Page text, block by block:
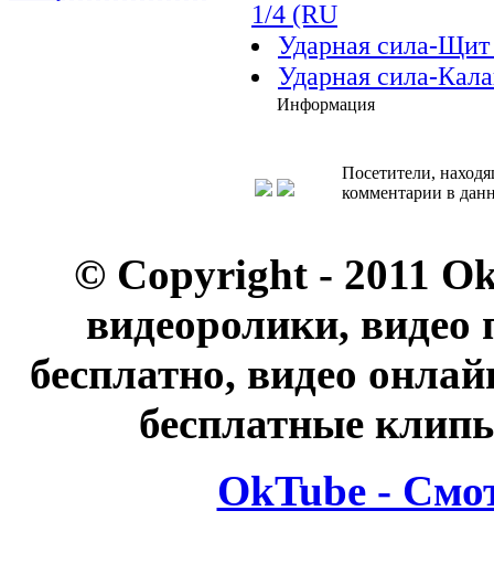
1/4 (RU
Ударная сила-
Ударная сила-
Информация
Посетители,
комментарии в
© Copyright - 2011
видеоролики, видео
бесплатно, видео
бесплатные
OkTube -